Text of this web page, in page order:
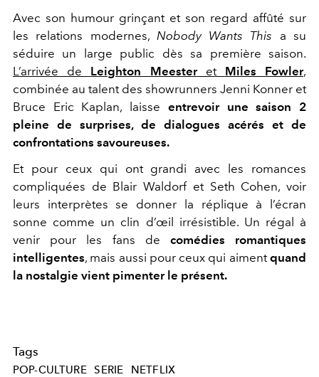
Avec son humour grinçant et son regard affûté sur
les relations modernes, Nobody Wants This a su
séduire un large public dès sa première saison.
L’arrivée de Leighton Meesteret Miles Fowler,
combinée au talent des showrunners Jenni Konner et
Bruce Eric Kaplan, laisse entrevoir une saison 2
pleine de surprises, de dialogues acérés et de
confrontations savoureuses.
Et pour ceux qui ont grandi avec les romances
compliquées de Blair Waldorf et Seth Cohen, voir
leurs interprètes se donner la réplique à l’écran
sonne comme un clin d’œil irrésistible. Un régal à
venir pour les fans de comédies romantiques
intelligentes, mais aussi pour ceux qui aimentquand
la nostalgie vient pimenter le présent.
Tags
POP-CULTURE SERIE
NETFLIX